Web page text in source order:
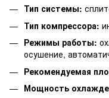
Тип системы:
Тип компрессора:
Режимы работы:
осушение,
Рекомендуемая
Мощность